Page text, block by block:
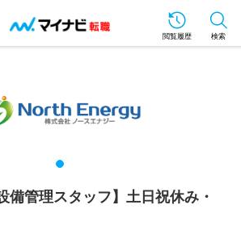
閲覧履歴 検索
備管理スタッフ】土日祝休み・